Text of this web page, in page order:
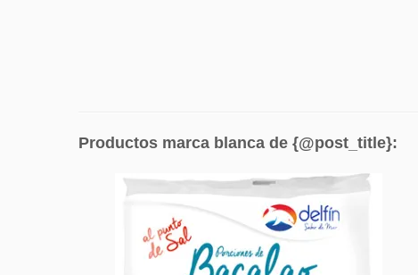
Productos marca blanca de {@post_title}: